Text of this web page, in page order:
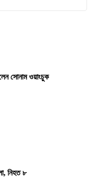
সোনাম ওয়াংচুক
নিহত ৮